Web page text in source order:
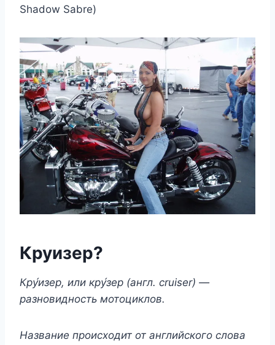
Shadow Sabre)
Круизер?
Кру́изер, или кру́зер (англ. cruiser) —
разновидность мотоциклов.
Название происходит от английского слова